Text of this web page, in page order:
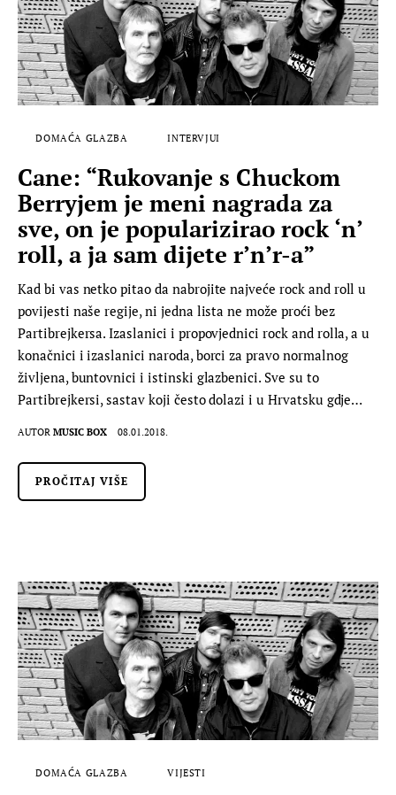
DOMAĆA GLAZBA INTERVJUI
Cane: “Rukovanje s Chuckom
Berryjem je meni nagrada za
sve, on je popularizirao rock ‘n’
roll, a ja sam dijete r’n’r-a”
Kad bi vas netko pitao da nabrojite najveće rock and roll u
povijesti naše regije, ni jedna lista ne može proći bez
Partibrejkersa. Izaslanici i propovjednici rock and rolla, a u
konačnici i izaslanici naroda, borci za pravo normalnog
življena, buntovnici i istinski glazbenici. Sve su to
Partibrejkersi, sastav koji često dolazi i u Hrvatsku gdje…
AUTOR MUSIC BOX 08.01.2018.
PROČITAJ VIŠE
DOMAĆA GLAZBA VIJESTI